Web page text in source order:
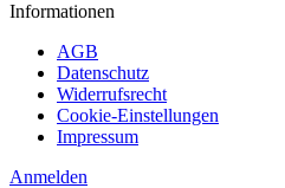
Informationen
AGB
Datenschutz
Widerrufsrecht
Cookie-Einstellungen
Impressum
Anmelden